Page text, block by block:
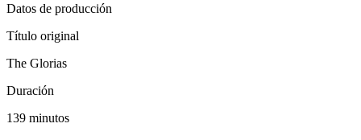
Datos de producción
Título original
The Glorias
Duración
139 minutos